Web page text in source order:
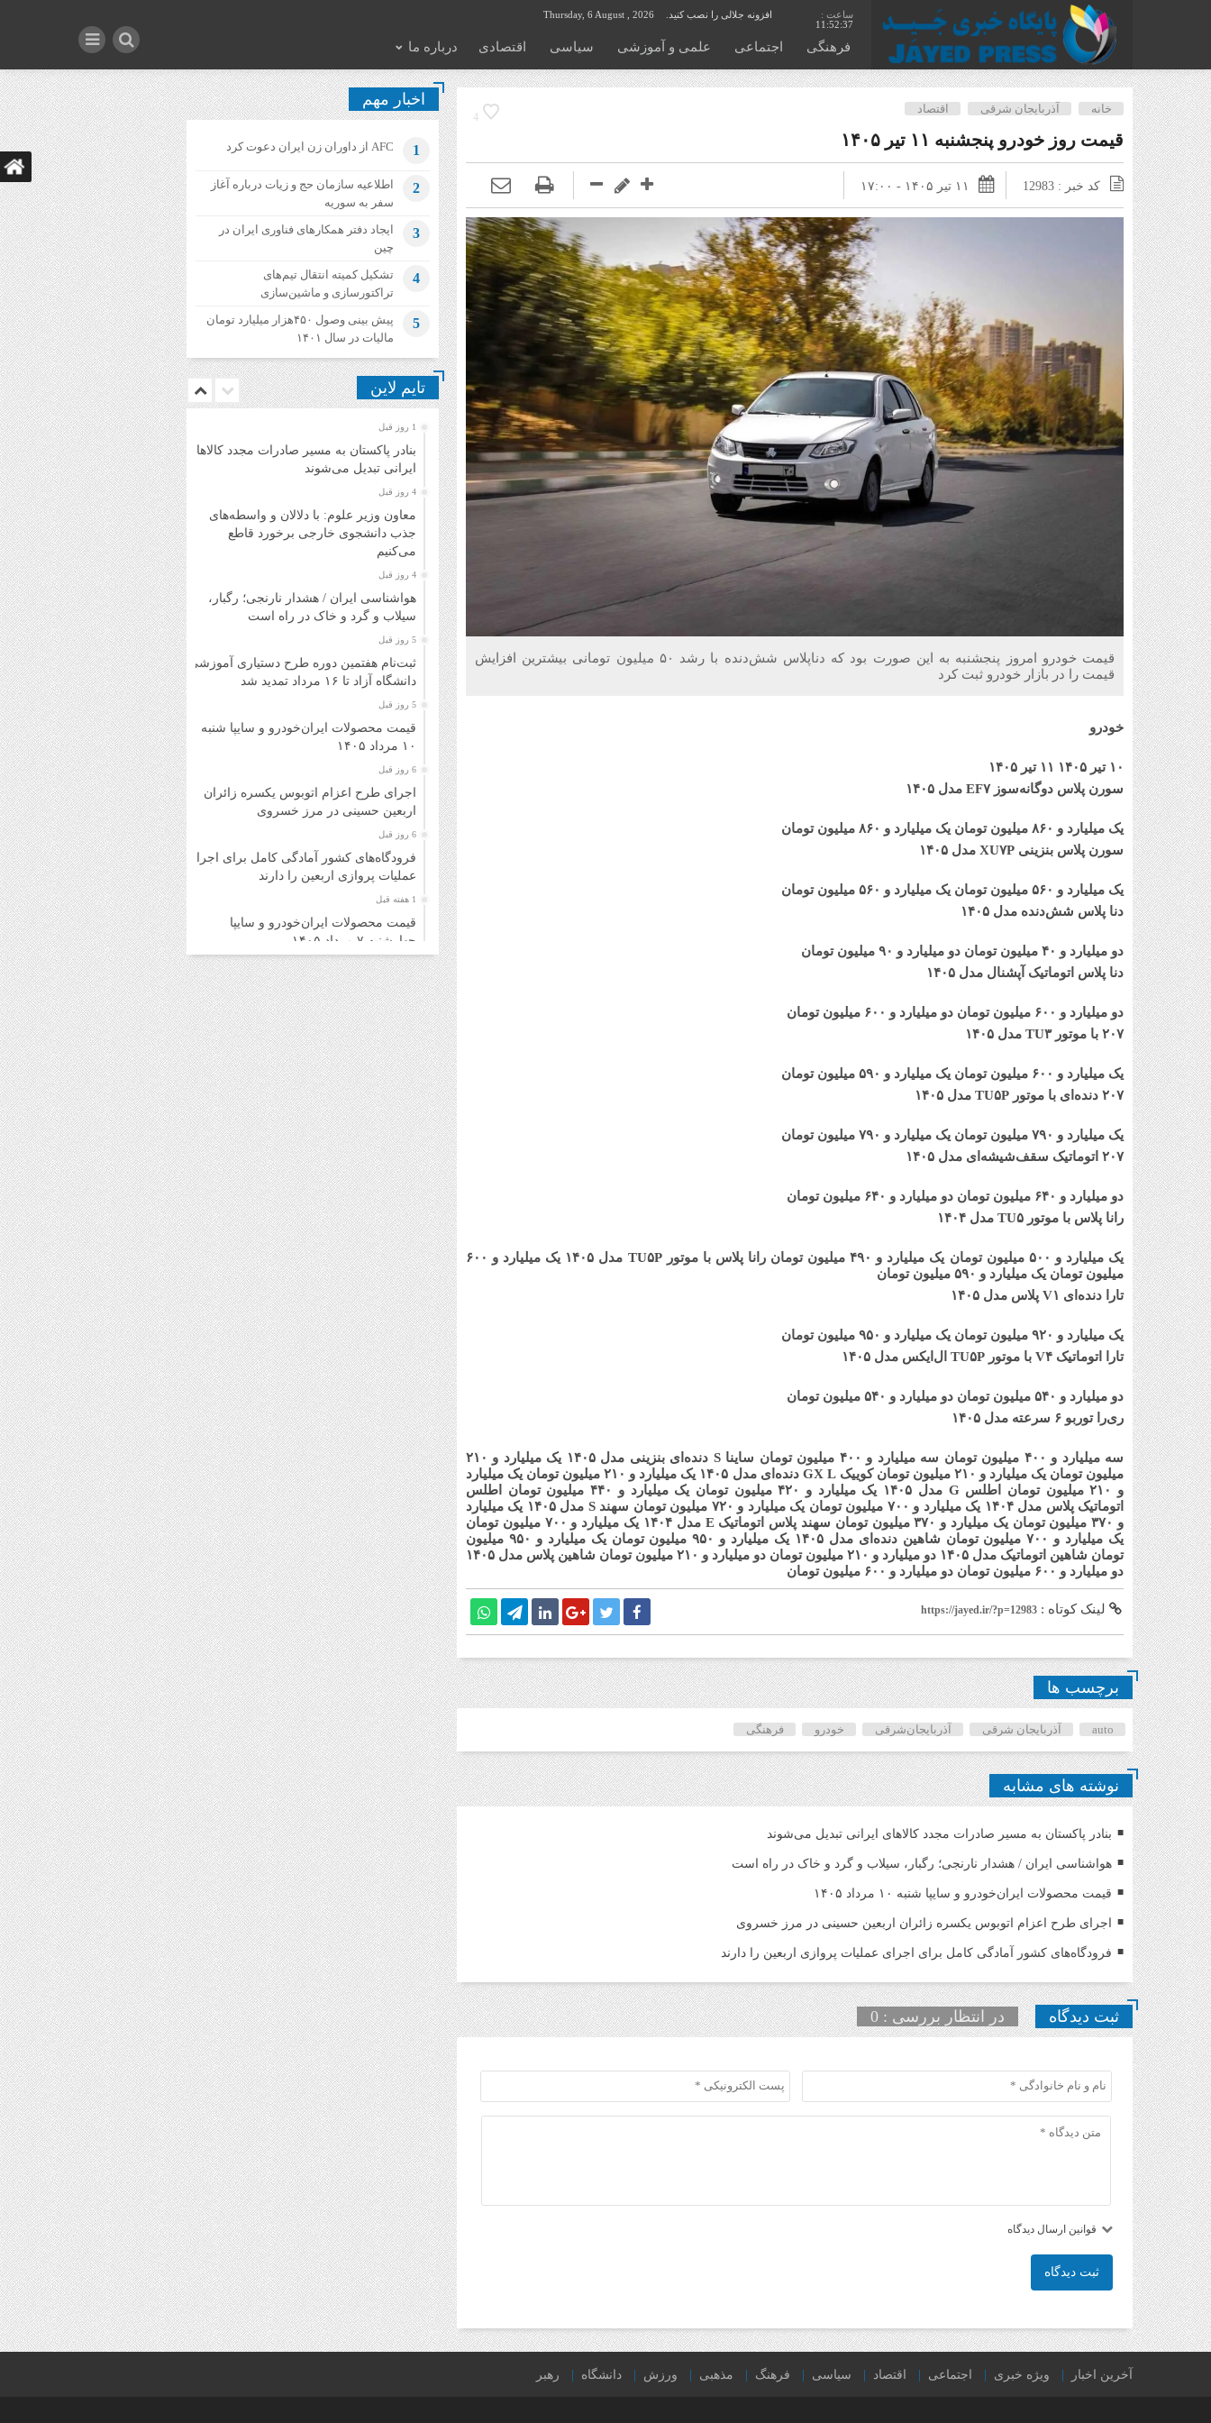
11:52:38
افزونه جلالی را نصب کنید. Thursday, 6 August , 2026
فرهنگی اجتماعی علمی و آموزشی سیاسی اقتصادی درباره ما
4
خانه آذربایجان شرقی اقتصاد
قیمت روز خودرو پنجشنبه ۱۱ تیر ۱۴۰۵
کد خبر : 12983 ۱۱ تیر ۱۴۰۵ - ۱۷:۰۰
قیمت خودرو امروز پنجشنبه به این صورت بود که دناپلاس شش‌دنده با رشد ۵۰ میلیون تومانی بیشترین افزایش
قیمت را در بازار خودرو ثبت کرد
خودرو
۱۰ تیر ۱۴۰۵
۱۱ تیر ۱۴۰۵
سورن پلاس دوگانه‌سوز EF۷ مدل ۱۴۰۵
یک میلیارد و ۸۶۰ میلیون تومان
یک میلیارد و ۸۶۰ میلیون تومان
سورن پلاس بنزینی XU۷P مدل ۱۴۰۵
یک میلیارد و ۵۶۰ میلیون تومان
یک میلیارد و ۵۶۰ میلیون تومان
دنا پلاس شش‌دنده‌ مدل ۱۴۰۵
دو میلیارد و ۴۰ میلیون تومان
دو میلیارد و ۹۰ میلیون تومان
دنا پلاس اتوماتیک آپشنال مدل ۱۴۰۵
دو میلیارد و ۶۰۰ میلیون تومان
دو میلیارد و ۶۰۰ میلیون تومان
۲۰۷ با موتور TU۳ مدل ۱۴۰۵
یک میلیارد و ۶۰۰ میلیون تومان
یک میلیارد و ۵۹۰ میلیون تومان
۲۰۷ دنده‌ای با موتور TU۵P مدل ۱۴۰۵
یک میلیارد و ۷۹۰ میلیون تومان
یک میلیارد و ۷۹۰ میلیون تومان
۲۰۷ اتوماتیک سقف‌شیشه‌ای مدل ۱۴۰۵
دو میلیارد و ۶۴۰ میلیون تومان
دو میلیارد و ۶۴۰ میلیون تومان
رانا پلاس با موتور TU۵ مدل ۱۴۰۴
یک میلیارد و ۵۰۰ میلیون تومان یک میلیارد و ۴۹۰ میلیون تومان رانا پلاس با موتور TU۵P مدل ۱۴۰۵
یک میلیارد و ۶۰۰
میلیون تومان یک میلیارد و ۵۹۰ میلیون تومان
تارا دنده‌ای V۱ پلاس مدل ۱۴۰۵
یک میلیارد و ۹۲۰ میلیون تومان
یک میلیارد و ۹۵۰ میلیون تومان
تارا اتوماتیک V۴ با موتور TU۵P ال‌ایکس مدل ۱۴۰۵
دو میلیارد و ۵۴۰ میلیون تومان
دو میلیارد و ۵۴۰ میلیون تومان
ری‌را توربو ۶ سرعته مدل ۱۴۰۵
سه میلیارد و ۴۰۰ میلیون تومان سه میلیارد و ۴۰۰ میلیون تومان ساینا S دنده‌ای بنزینی مدل ۱۴۰۵
یک میلیارد و ۲۱۰
میلیون تومان یک میلیارد و ۲۱۰ میلیون تومان کوییک GX L دنده‌ای مدل ۱۴۰۵ یک میلیارد و ۲۱۰ میلیون تومان
یک میلیارد
و ۲۱۰ میلیون تومان
اطلس G مدل ۱۴۰۵ یک میلیارد و ۴۲۰ میلیون تومان یک میلیارد و ۴۴۰ میلیون تومان
اطلس
اتوماتیک پلاس مدل ۱۴۰۴
یک میلیارد و ۷۰۰ میلیون تومان یک میلیارد و ۷۲۰ میلیون تومان سهند S مدل ۱۴۰۵
یک میلیارد
و ۳۷۰ میلیون تومان
یک میلیارد و ۳۷۰ میلیون تومان سهند پلاس اتوماتیک E مدل ۱۴۰۴
یک میلیارد و ۷۰۰ میلیون تومان
یک میلیارد و ۷۰۰ میلیون تومان
شاهین دنده‌ای مدل ۱۴۰۵ یک میلیارد و ۹۵۰ میلیون تومان
یک میلیارد و ۹۵۰ میلیون
تومان شاهین اتوماتیک مدل ۱۴۰۵ دو میلیارد و ۲۱۰ میلیون تومان دو میلیارد و ۲۱۰ میلیون تومان
شاهین پلاس مدل ۱۴۰۵
دو میلیارد و ۶۰۰ میلیون تومان
دو میلیارد و ۶۰۰ میلیون تومان
لینک کوتاه : https://jayed.ir/?p=12983
برچسب ها
auto آذربایجان شرقی آذربایجان‌شرقی خودرو فرهنگی
نوشته های مشابه
بنادر پاکستان به مسیر صادرات مجدد کالاهای ایرانی تبدیل می‌شوند
هواشناسی ایران / هشدار نارنجی؛ رگبار، سیلاب و گرد و خاک در راه است
قیمت محصولات ایران‌خودرو و سایپا شنبه ۱۰ مرداد ۱۴۰۵
اجرای طرح اعزام اتوبوس یکسره زائران اربعین حسینی در مرز خسروی
فرودگاه‌های کشور آمادگی کامل برای اجرای عملیات پروازی اربعین را دارند
ثبت دیدگاه در انتظار بررسی : 0
قوانین ارسال دیدگاه
ثبت دیدگاه
اخبار مهم
1 AFC از داوران زن ایران دعوت کرد
2
اطلاعیه‌ سازمان حج و زیات درباره آغاز
سفر به سوریه
3
ایجاد دفتر همکارهای فناوری ایران در
چین
4
تشکیل کمیته انتقال تیم‌های
تراکتورسازی و ماشین‌سازی
5
پیش بینی وصول ۴۵۰هزار میلیارد تومان
مالیات در سال ۱۴۰۱
تایم لاین
1 روز قبل
بنادر پاکستان به مسیر صادرات مجدد کالاهای
ایرانی تبدیل می‌شوند
4 روز قبل
معاون وزیر علوم: با دلالان و واسطه‌های
جذب دانشجوی خارجی برخورد قاطع
می‌کنیم
4 روز قبل
هواشناسی ایران / هشدار نارنجی؛ رگبار،
سیلاب و گرد و خاک در راه است
5 روز قبل
ثبت‌نام هفتمین دوره طرح دستیاری آموزشی
دانشگاه آزاد تا ۱۶ مرداد تمدید شد
5 روز قبل
قیمت محصولات ایران‌خودرو و سایپا شنبه
۱۰ مرداد ۱۴۰۵
6 روز قبل
اجرای طرح اعزام اتوبوس یکسره زائران
اربعین حسینی در مرز خسروی
6 روز قبل
فرودگاه‌های کشور آمادگی کامل برای اجرای
عملیات پروازی اربعین را دارند
1 هفته قبل
قیمت محصولات ایران‌خودرو و سایپا
چهارشنبه ۷ مرداد ۱۴۰۵
1 هفته قبل
قیمت محصولات ایران‌خودرو و سایپا
سه‌شنبه ۶ مرداد ۱۴۰۵
1 هفته قبل
خرید اینترنتی بلیت اتوبوس برای برگشت
زائران امکان‌پذیر شد
1 هفته قبل
قیمت روز محصولات ایران‌خودرو و سایپا
دوشنبه ۵ مرداد ۱۴۰۵
1 هفته قبل
قیمت محصولات ایران‌خودرو و سایپا یکشنبه
۴ مرداد ۱۴۰۵
1 هفته قبل
قیمت روز محصولات ایران‌خودرو و سایپا
شنبه ۳ مرداد ۱۴۰۵
1 هفته قبل
ثبت‌نام بیش از ۱۵ هزار داوطلب دستیاری
آموزشی تا امروز/ مهلت ثبت نام تمدید شد
1 هفته قبل
افزایش دما در نیمه شمالی کشور از امروز
تا یکشنبه
آخرین اخبار ویژه خبری اجتماعی اقتصاد سیاسی فرهنگ مذهبی ورزش دانشگاه رهبر